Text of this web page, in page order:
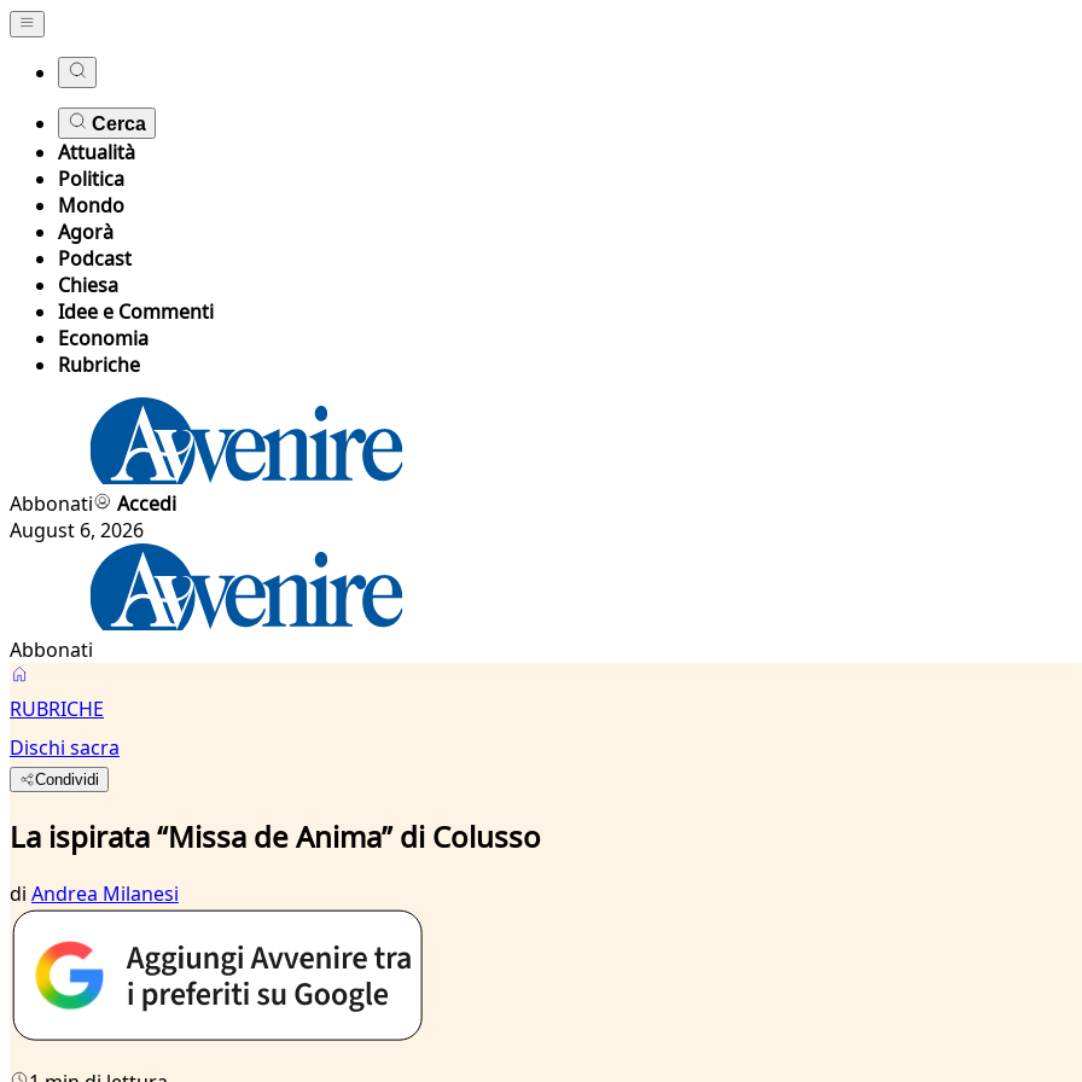
Cerca
Attualità
Politica
Mondo
Agorà
Podcast
Chiesa
Idee e Commenti
Economia
Rubriche
Abbonati
Accedi
August 6, 2026
Abbonati
RUBRICHE
Dischi sacra
Condividi
La ispirata “Missa de Anima” di Colusso
di Andrea Milanesi